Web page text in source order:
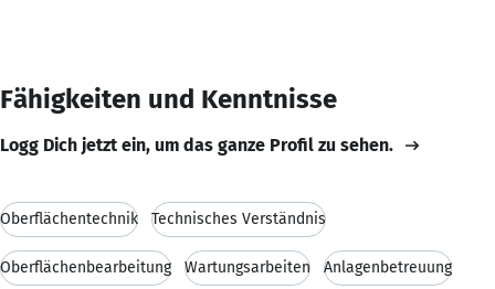
Fähigkeiten und Kenntnisse
Logg Dich jetzt ein, um das ganze Profil zu sehen.
Oberflächentechnik Technisches Verständnis
Oberflächenbearbeitung Wartungsarbeiten Anlagenbetreuung